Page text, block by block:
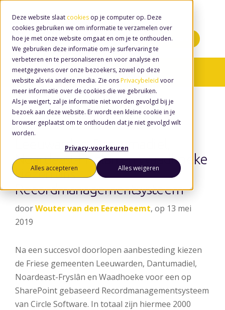
Deze website slaat cookies op je computer op. Deze
cookies gebruiken we om informatie te verzamelen over
hoe je met onze website omgaat en om je te onthouden.
We gebruiken deze informatie om je surfervaring te
verbeteren en te personaliseren en voor analyse en
meetgegevens over onze bezoekers, zowel op deze
website als via andere media. Zie ons Privacybeleid voor
meer informatie over de cookies die we gebruiken.
Als je weigert, zal je informatie niet worden gevolgd bij je
bezoek aan deze website. Er wordt een kleine cookie in je
browser geplaatst om te onthouden dat je niet gevolgd wilt
worden.
Privacy-voorkeuren
Alles accepteren Alles weigeren
Minidemo's
Nieuws/ Noardeast-fryslân
Leeuwarden, Dantumadiel,
Noardeast-Fryslân en Waadhoeke
kiezen ons
Recordmanagementsysteem
doorWouter van den Eerenbeemt, op 13 mei
2019
Na een succesvol doorlopen aanbesteding kiezen
de Friese gemeenten Leeuwarden, Dantumadiel,
Noardeast-Fryslân en Waadhoeke voor een op
SharePoint gebaseerd Recordmanagementsysteem
van Circle Software. In totaal zijn hiermee 2000